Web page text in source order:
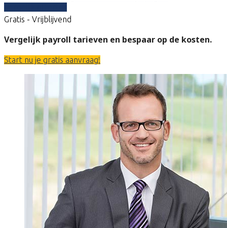
Gratis - Vrijblijvend
Vergelijk payroll tarieven en bespaar op de kosten.
Start nu je gratis aanvraag!